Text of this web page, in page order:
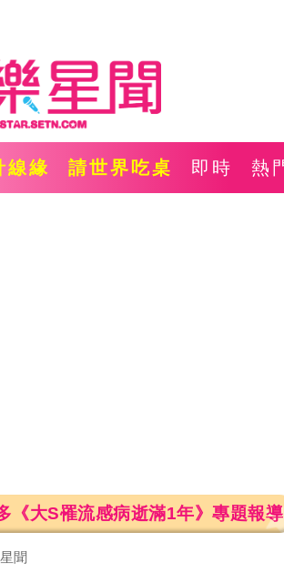
線緣 請世界吃桌 即時 熱
《大S罹流感病逝滿1年》專題報導
星聞